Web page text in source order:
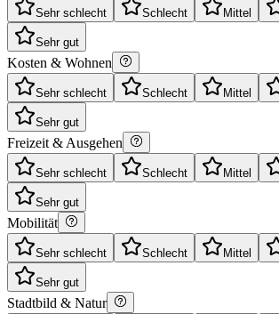
Sehr schlecht Schlecht Mittel
Sehr gut
Kosten & Wohnen
Sehr schlecht Schlecht Mittel
Sehr gut
Freizeit & Ausgehen
Sehr schlecht Schlecht Mittel
Sehr gut
Mobilität
Sehr schlecht Schlecht Mittel
Sehr gut
Stadtbild & Natur